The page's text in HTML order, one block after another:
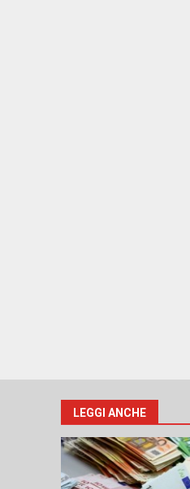
LEGGI ANCHE